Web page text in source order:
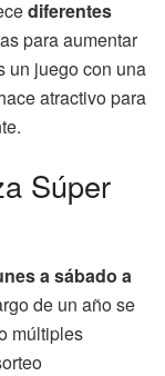
diferentes
para aumentar
un juego con una
atractivo para
Súper
a sábado a
de un año se
múltiples